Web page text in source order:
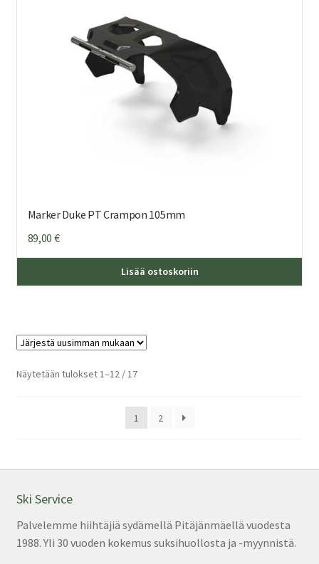
Marker Duke PT Crampon 105mm
89,00 €
Lisää ostoskoriin
Näytetään tulokset 1–12 / 17Sorted
latest
1
2
Ski Service
Palvelemme hiihtäjiä sydämellä Pitäjänmäellä vuodesta
1988. Yli 30 vuoden kokemus suksihuollosta ja -myynnistä.